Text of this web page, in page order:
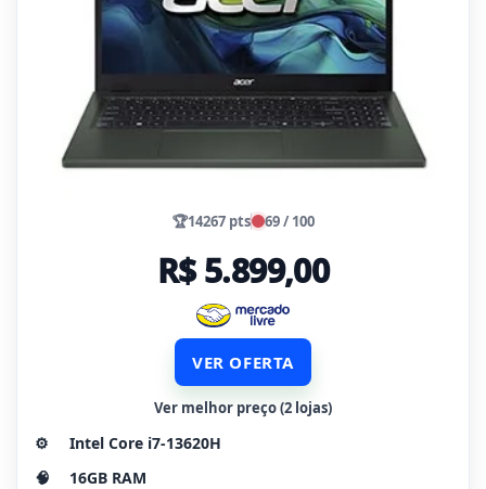
🏆14267 pts 69 / 100
R$ 5.899,00
VER OFERTA
Ver melhor preço (2 lojas)
⚙️
Intel Core i7-13620H
🧠
16GB RAM